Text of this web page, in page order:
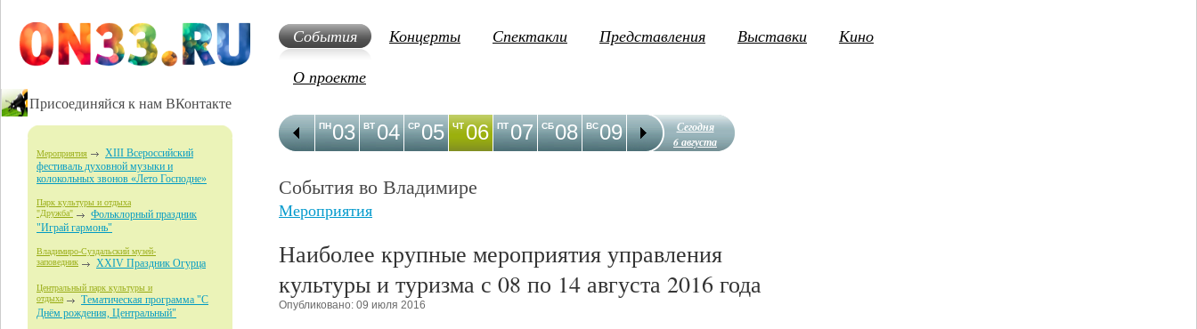
Присоединяйся к нам ВКонтакте
Мероприятия
XIII Всероссийский
фестиваль духовной музыки и
колокольных звонов «Лето Господне»
Парк культуры и отдыха
"Дружба"
Фольклорный праздник
"Играй гармонь"
Владимиро-Суздальский музей-
заповедник XXIV Праздник Огурца
Центральный парк культуры и
отдыха
Тематическая программа "С
Днём рождения, Центральный"
События Концерты Спектакли Представления Выставки
Кино
О проекте
03
ПН 04
ВТ 05
СР 06
ЧТ 07
ПТ 08
СБ 09
ВС 10
ПН 11
ВТ 12
СР
Сегодня
6 августа
События во Владимире
Мероприятия
Наиболее крупные мероприятия управления
культуры и туризма с 08 по 14 августа 2016 года
Опубликовано: 09 июля 2016